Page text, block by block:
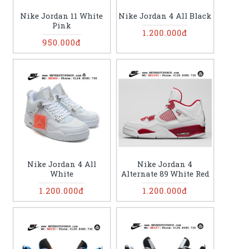
Nike Jordan 11 White
Pink
950.000đ
Nike Jordan 4 All Black
1.200.000đ
Nike Jordan 4 All
White
1.200.000đ
Nike Jordan 4
Alternate 89 White Red
1.200.000đ